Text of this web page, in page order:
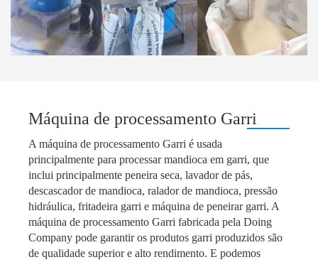
Máquina de processamento Garri
A máquina de processamento Garri é usada
principalmente para processar mandioca em garri, que
inclui principalmente peneira seca, lavador de pás,
descascador de mandioca, ralador de mandioca, pressão
hidráulica, fritadeira garri e máquina de peneirar garri. A
máquina de processamento Garri fabricada pela Doing
Company pode garantir os produtos garri produzidos são
de qualidade superior e alto rendimento. E podemos